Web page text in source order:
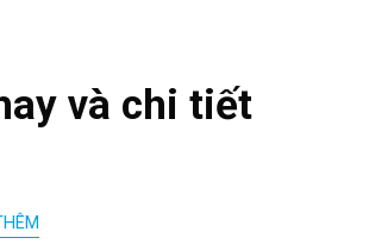
và chi tiết